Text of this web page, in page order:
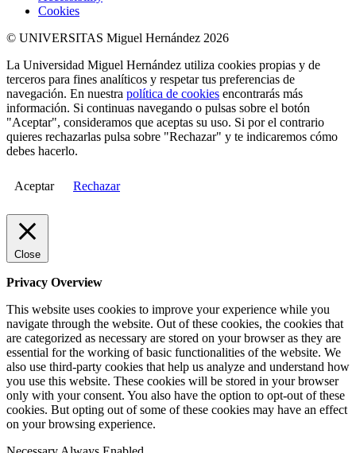
Cookies
© UNIVERSITAS Miguel Hernández 2026
La Universidad Miguel Hernández utiliza cookies propias y de
terceros para fines analíticos y respetar tus preferencias de
navegación. En nuestra política de cookies encontrarás más
información. Si continuas navegando o pulsas sobre el botón
"Aceptar", consideramos que aceptas su uso. Si por el contrario
quieres rechazarlas pulsa sobre "Rechazar" y te indicaremos cómo
debes hacerlo.
Aceptar Rechazar
Close
Privacy Overview
This website uses cookies to improve your experience while you
navigate through the website. Out of these cookies, the cookies that
are categorized as necessary are stored on your browser as they are
essential for the working of basic functionalities of the website. We
also use third-party cookies that help us analyze and understand how
you use this website. These cookies will be stored in your browser
only with your consent. You also have the option to opt-out of these
cookies. But opting out of some of these cookies may have an effect
on your browsing experience.